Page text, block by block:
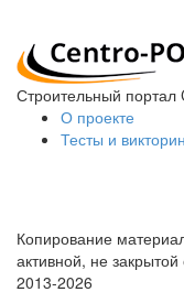
Строительный портал
О проекте
Тесты и
Копирование
активной, не
2013-2026